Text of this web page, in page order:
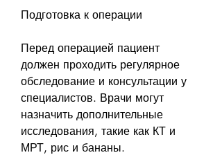
Подготовка к операции
Перед операцией пациент
должен проходить регулярное
обследование и консультации у
специалистов. Врачи могут
назначить дополнительные
исследования, такие как КТ и
МРТ, рис и бананы.